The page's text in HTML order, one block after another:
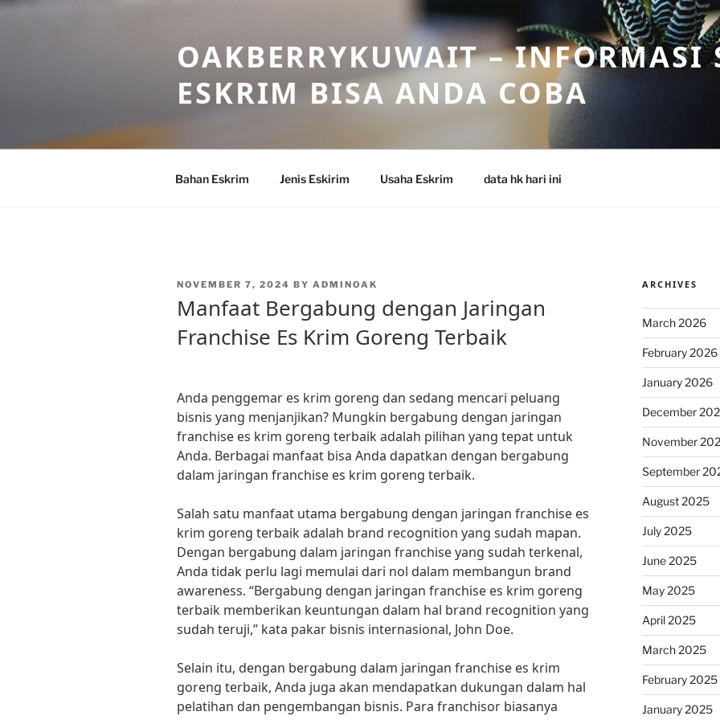
Skip
OAKBERRYKUWAIT – INFORMASI
ESKRIM BISA ANDA COBA
Bahan Eskrim Jenis Eskirim Usaha Eskrim data hk hari ini
POSTED
NOVEMBER 7, 2024 BY ADMINOAK
Manfaat Bergabung dengan Jaringan
Franchise Es Krim Goreng Terbaik
Anda penggemar es krim goreng dan sedang mencari peluang
bisnis yang menjanjikan? Mungkin bergabung dengan jaringan
franchise es krim goreng terbaik adalah pilihan yang tepat untuk
Anda. Berbagai manfaat bisa Anda dapatkan dengan bergabung
dalam jaringan franchise es krim goreng terbaik.
Salah satu manfaat utama bergabung dengan jaringan franchise es
krim goreng terbaik adalah brand recognition yang sudah mapan.
Dengan bergabung dalam jaringan franchise yang sudah terkenal,
Anda tidak perlu lagi memulai dari nol dalam membangun brand
awareness. “Bergabung dengan jaringan franchise es krim goreng
terbaik memberikan keuntungan dalam hal brand recognition yang
sudah teruji,” kata pakar bisnis internasional, John Doe.
Selain itu, dengan bergabung dalam jaringan franchise es krim
goreng terbaik, Anda juga akan mendapatkan dukungan dalam hal
pelatihan dan pengembangan bisnis. Para franchisor biasanya
ARCHIVES
March 2026
February 2026
January 2026
December
November
September
August 2025
July 2025
June 2025
May 2025
April 2025
March 2025
February 2025
January 2025